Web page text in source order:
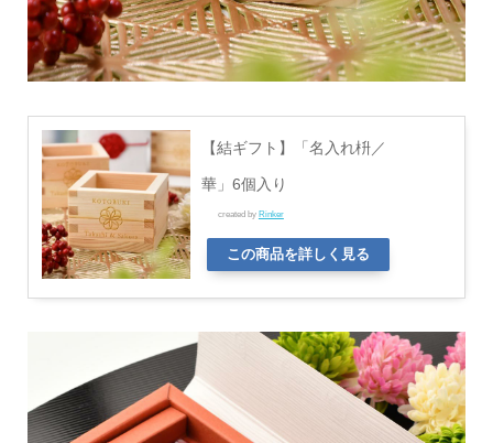
【結ギフト】「名入れ枡／
華」6個入り
created by Rinker
この商品を詳しく見る